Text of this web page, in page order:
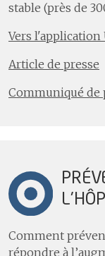
stable (près de
Vers l'application
Article de presse
Communiqué de
Comment
répondre à